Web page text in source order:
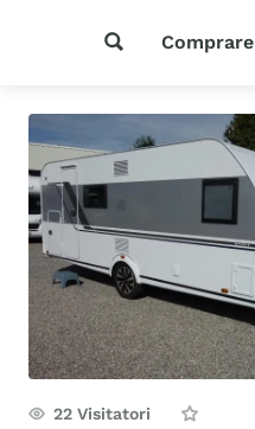
Comprare
22 Visitatori